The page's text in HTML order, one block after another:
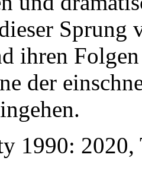
Sprung
ihren
der
1990: 2020,